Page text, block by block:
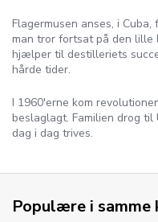
Flagermusen anses, i
man tror fortsat på den lille
hjælper til destilleriets
hårde tider.
I 1960'erne kom
beslaglagt. Familien drog
dag i dag trives.
Populære i samme